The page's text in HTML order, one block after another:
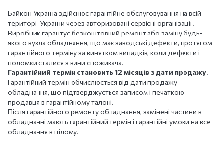
Байкон Україна здійснює гарантійне обслуговування на всій
території України через авторизовані сервісні організації.
Виробник гарантує безкоштовний ремонт або заміну будь-
якого вузла обладнання, що має заводські дефекти, протягом
гарантійного терміну за винятком випадків, коли дефекти і
поломки сталися з вини споживача.
Гарантійний термін становить 12 місяців з дати продажу.
Гарантійний термін обчислюється від дати продажу
обладнання, що підтверджується записом і печаткою
продавця в гарантійному талоні.
Після гарантійного ремонту обладнання, замінені частини в
обладнанні мають гарантійний термін і гарантійні умови на все
обладнання в цілому.